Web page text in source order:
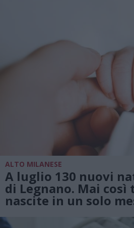
ALTO MILANESE
A luglio 130 nuovi
di Legnano. Mai così
nascite in un solo